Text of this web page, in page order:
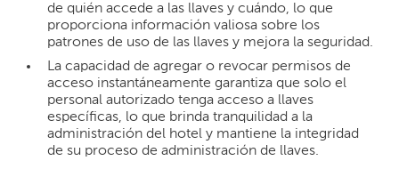
de quién accede a las llaves y cuándo, lo que
proporciona información valiosa sobre los
patrones de uso de las llaves y mejora la seguridad.
La capacidad de agregar o revocar permisos de
acceso instantáneamente garantiza que solo el
personal autorizado tenga acceso a llaves
específicas, lo que brinda tranquilidad a la
administración del hotel y mantiene la integridad
de su proceso de administración de llaves.